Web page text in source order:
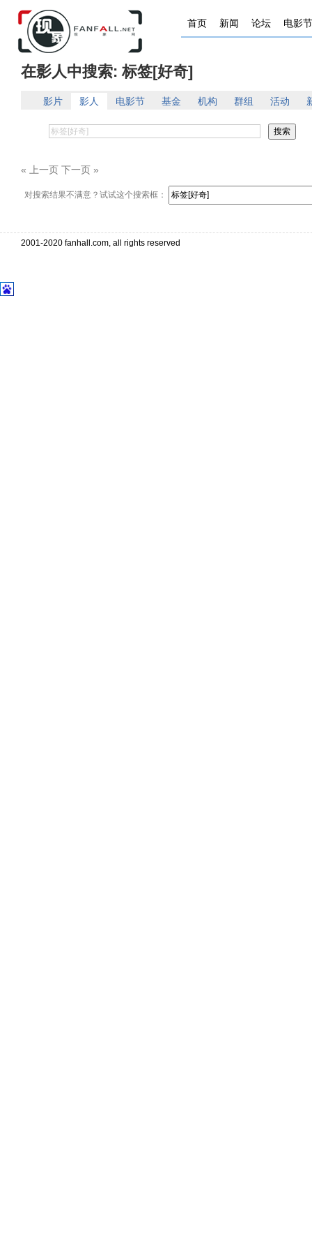
首页 新闻 论坛 电影节
在影人中搜索: 标签[好奇]
影片 影人 电影节 基金 机构 群组 活动
« 上一页 下一页 »
对搜索结果不满意？试试这个搜索框：
2001-2020 fanhall.com, all rights reserved